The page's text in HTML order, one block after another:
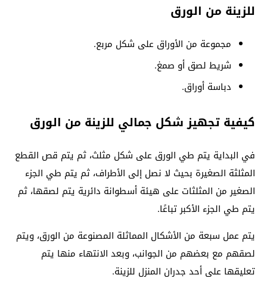
للزينة من الورق
مجموعة من الأوراق على شكل مربع.
شريط لصق أو صمغ.
دباسة أوراق.
كيفية تجهيز شكل جمالي للزينة من الورق
في البداية يتم طي الورق على شكل مثلث، ثم يتم قص القطع
المثلثة الصغيرة بحيث لا نصل إلى الأطراف، ثم يتم طي الجزء
الصغير من المثلثات على هيئة أسطوانة دائرية يتم لصقها، ثم
يتم طي الجزء الأكبر تباعًا.
يتم عمل سبعة من الأشكال المماثلة المصنوعة من الورق، ويتم
لصقهم مع بعضهم من الجوانب، وبعد الانتهاء منها يتم
تعليقها على أحد جدران المنزل للزينة.